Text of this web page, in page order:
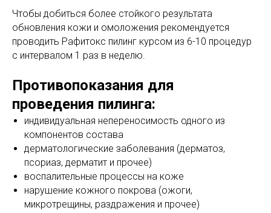
Чтобы добиться более стойкого результата
обновления кожи и омоложения рекомендуется
проводить Рафитокс пилинг курсом из 6-10 процедур
с интервалом 1 раз в неделю.
Противопоказания для
проведения пилинга:
индивидуальная непереносимость одного из
компонентов состава
дерматологические заболевания (дерматоз,
псориаз, дерматит и прочее)
воспалительные процессы на коже
нарушение кожного покрова (ожоги,
микротрещины, раздражения и прочее)